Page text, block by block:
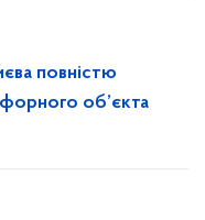
повністю
об’єкта